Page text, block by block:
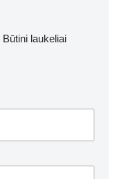
Būtini laukeliai